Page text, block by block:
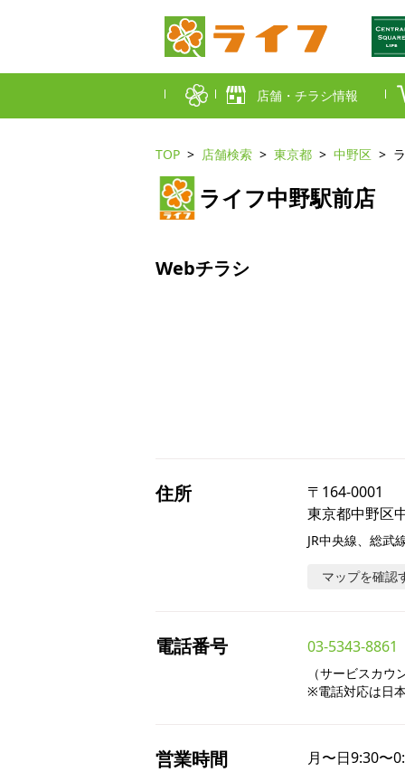
店舗・チラシ情報
東京都
大阪市
TOP 店舗検索 東京都 中野区
ライフ中野駅前店
Webチラシ
住所 〒 164-0001
東京都中野区
JR中央線、総武
マップを確認
電話番号 03-5343-8861
（サービスカ
※電話対応は日
営業時間 月〜日9:30〜